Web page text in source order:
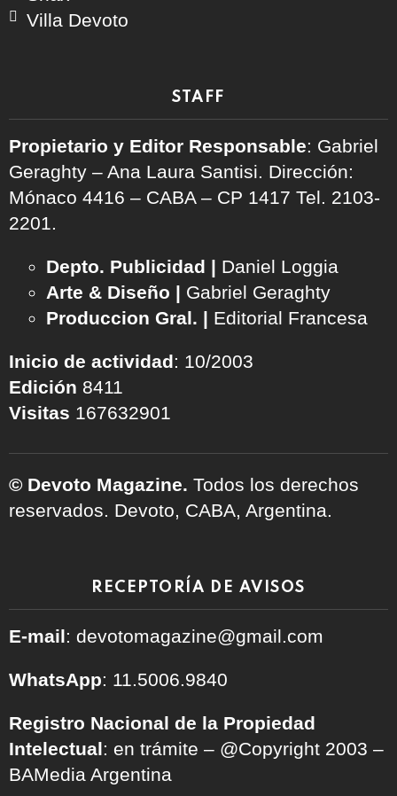
Villa Devoto
STAFF
Propietario y Editor Responsable: Gabriel
Geraghty – Ana Laura Santisi. Dirección:
Mónaco 4416 – CABA – CP 1417 Tel. 2103-
2201.
Depto. Publicidad | Daniel Loggia
Arte & Diseño | Gabriel Geraghty
Produccion Gral. | Editorial Francesa
Inicio de actividad: 10/2003
Edición 8411
Visitas 167632901
© Devoto Magazine. Todos los derechos
reservados. Devoto, CABA, Argentina.
RECEPTORÍA DE AVISOS
E-mail: devotomagazine@gmail.com
WhatsApp: 11.5006.9840
Registro Nacional de la Propiedad
Intelectual: en trámite – @Copyright 2003 –
BAMedia Argentina